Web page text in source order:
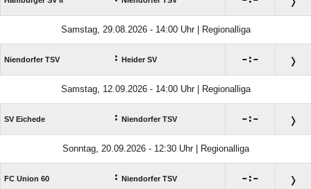
Samstag, 29.08.2026 - 14:00 Uhr | Regionalliga
Niendorfer TSV : Heider SV :
Samstag, 12.09.2026 - 14:00 Uhr | Regionalliga
SV Eichede : Niendorfer TSV :
Sonntag, 20.09.2026 - 12:30 Uhr | Regionalliga
FC Union 60 : Niendorfer TSV :